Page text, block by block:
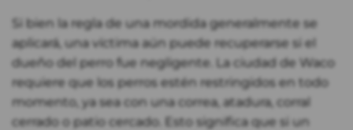
Si bien la regla de una mordida generalmente se
aplicará, una víctima aún puede recuperarse si el
dueño del perro fue negligente. La ciudad de Waco
requiere que los perros estén restringidos en todo
momento, ya sea con una correa, atadura, corral
cerrado o patio cercado. Esto significa que si un